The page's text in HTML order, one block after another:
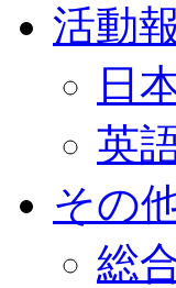
活動
日
英
その
総